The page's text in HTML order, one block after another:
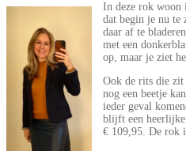
In deze rok woon
dat begin je nu te
daar af te
met een
op, maar je ziet
Ook de rits die
nog een beetje
ieder geval
blijft een
€ 109,95. De rok